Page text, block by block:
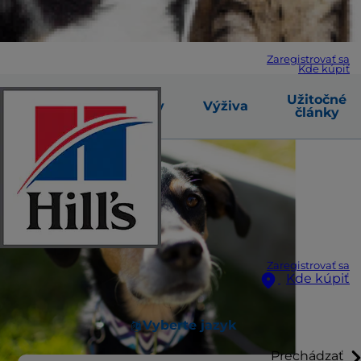
Zaregistrovať sa
Kde kúpiť
Zaregistrovať sa
Kde kúpiť
Vyberte jazyk
Prechádzať
Príčiny Výživa
Užitočné
články